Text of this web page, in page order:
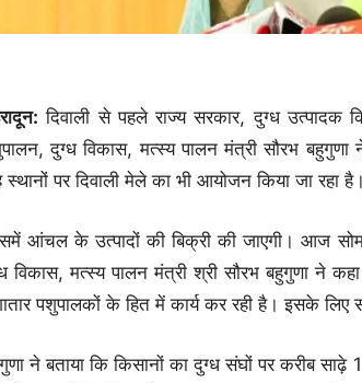
दिवाली से पहले राज्य सरकार, दुग्ध उत्पादक
दुग्ध विकास, मत्स्य पालन मंत्री सौरभ
पर दिवाली मेले का भी आयोजन किया जा रहा है।
आंचल के उत्पादों की बिक्री की जाएगी। आज
विकास, मत्स्य पालन मंत्री श्री सौरभ बहुगुणा ने
पशुपालकों के हित में कार्य कर रही है। इसके लिए
ने बताया कि किसानों का दुग्ध संघों पर करीब